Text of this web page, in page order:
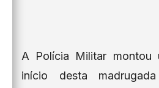
A Polícia Militar montou
início desta